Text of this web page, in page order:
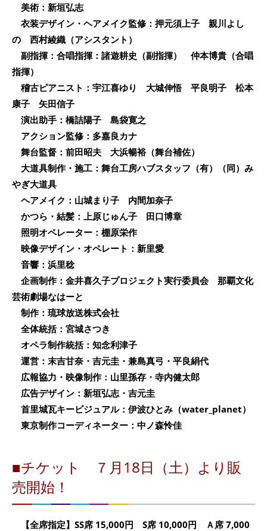
美術：新垣弘志
衣装デザイン・ヘアメイク監修：押元須上子 親川よし
の 西村綾織（アシスタント）
副指揮：合唱指揮：諸遊耕史（副指揮） 仲本博貴（合唱
指揮）
稽古ピアニスト：宇江喜ゆり 大城伸悟 平良明子 松本
康子 矢田信子
演出助手：橋詰陽子 島袋寛之
アクション監修：多嘉良カナ
舞台監督：前田昭夫 大浜暢裕（舞台補佐）
大道具制作・施工：舞台工房ハブスタッフ（有）（同）み
やぎ大道具
ヘアメイク：山城まり子 内間加奈子
かつら・結髪：上原じゅん子 田口博章
照明オペレーター：棚原栄作
映像デザイン・オペレート：新里愛
音響：浜里稔
企画制作：金井喜久子プロジェクト実行委員会 那覇文化
芸術劇場なはーと
制作：琉球放送株式会社
全体統括：宮城さつき
オペラ制作統括：知念利津子
運営：末吉甘奈・吉元圭・兼島真弓・平良絹代
広報協力・映像制作：山里孫存・寺内健太郎
広告デザイン：新垣弘志・吉元圭
首里城瓦キービジュアル：伊波ひとみ（water_planet）
東京制作コーディネーター：中ノ森怜佳
■チケット ７月18日（土）より販
売開始！
【全席指定】SS席 15,000円 S席 10,000円 Ａ席 7,000